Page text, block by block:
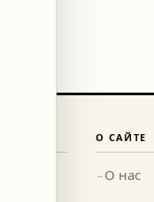
О САЙТЕ
→ О нас